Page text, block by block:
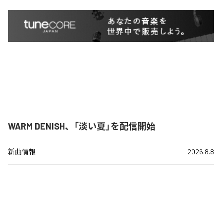
WARM DENISH、「淡い夏」を配信開始
新曲情報 2026.8.8